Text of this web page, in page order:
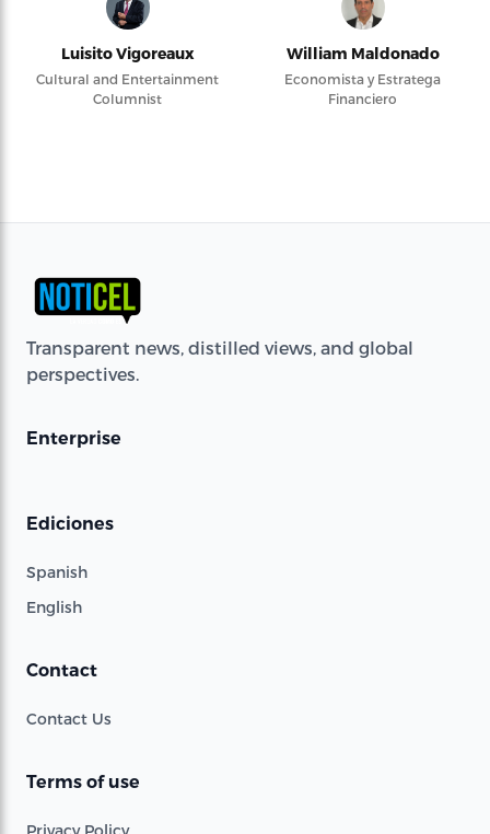
Luisito Vigoreaux
Cultural and Entertainment
Columnist
William Maldonado
Economista y Estratega
Financiero
Transparent news, distilled views, and global
perspectives.
Enterprise
Ediciones
Spanish
English
Contact
Contact Us
Terms of use